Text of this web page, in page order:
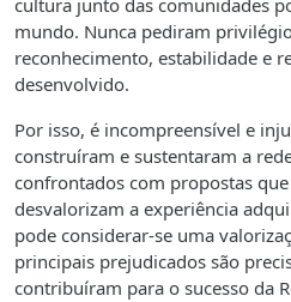
cultura junto das comunidades
mundo. Nunca pediram
reconhecimento, estabilidade e
desenvolvido.
Por isso, é incompreensível e
construíram e sustentaram a
confrontados com propostas
desvalorizam a experiência
pode considerar-se uma
principais prejudicados são
contribuíram para o sucesso da